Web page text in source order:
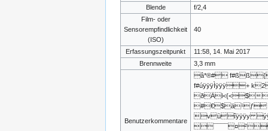
Blende
f/2,4
Film- oder
Sensorempfindlichkeit
(ISO)
40
Erfassungszeitpunkt
11:58, 14. Mai 2017
Brennweite
3,3 mm
Benutzerkommentare
â*®#
f#úÿÿÿÌÿÿÿ+
ðÄl<{<$
#€$ä¹ƒ
vùîÿÿÿy